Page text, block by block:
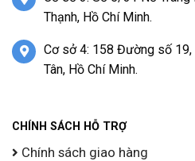
Thạnh, Hồ Chí Minh.
Cơ sở 4: 158 Đường số 19,
Tân, Hồ Chí Minh.
CHÍNH SÁCH HỖ TRỢ
Chính sách giao hàng